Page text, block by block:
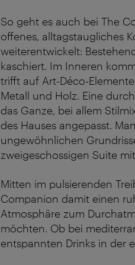
So geht es auch bei The
offenes, alltagstaugliches
weiterentwickelt:
kaschiert. Im Inneren
trifft auf Art-Déco-
Metall und Holz. Eine
das Ganze, bei allem
des Hauses angepasst.
ungewöhnlichen
zweigeschossigen Suite
Mitten im pulsierenden
Companion damit einen
Atmosphäre zum
möchten. Ob bei
entspannten Drinks in der